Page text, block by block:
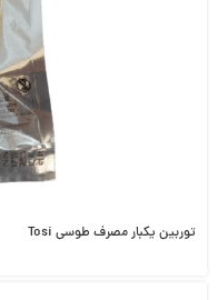
توربین یکبار مصرف طوسی Tosi